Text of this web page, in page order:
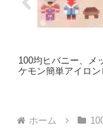
100均ヒバニー、
ケモン簡単アイロ
ホーム